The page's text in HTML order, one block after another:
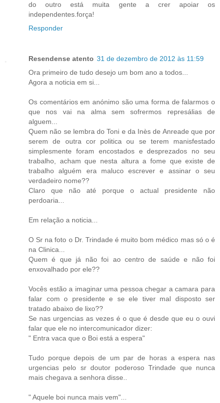
do outro está muita gente a crer apoiar os
independentes.força!
Responder
Resendense atento 31 de dezembro de 2012 às 11:59
Ora primeiro de tudo desejo um bom ano a todos...
Agora a noticia em si...
Os comentários em anónimo são uma forma de falarmos o
que nos vai na alma sem sofrermos represálias de
alguem...
Quem não se lembra do Toni e da Inès de Anreade que por
serem de outra cor politica ou se terem manisfestado
simplesmente foram encostados e desprezados no seu
trabalho, acham que nesta altura a fome que existe de
trabalho alguém era maluco escrever e assinar o seu
verdadeiro nome??
Claro que não até porque o actual presidente não
perdoaria...
Em relação a noticia...
O Sr na foto o Dr. Trindade é muito bom médico mas só o é
na Clinica...
Quem é que já não foi ao centro de saúde e não foi
enxovalhado por ele??
Vocês estão a imaginar uma pessoa chegar a camara para
falar com o presidente e se ele tiver mal disposto ser
tratado abaixo de lixo??
Se nas urgencias as vezes é o que é desde que eu o ouvi
falar que ele no intercomunicador dizer:
" Entra vaca que o Boi está a espera"
Tudo porque depois de um par de horas a espera nas
urgencias pelo sr doutor poderoso Trindade que nunca
mais chegava a senhora disse..
" Aquele boi nunca mais vem"...